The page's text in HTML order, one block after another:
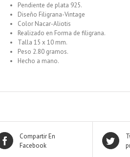
Pendiente de plata 925.
Diseño Filigrana-Vintage
Color Nacar-Aliotis
Realizado en Forma de filigrana.
Talla 15 x 10 mm.
Peso 2.80 gramos.
Hecho a mano.
Compartir En
Facebook